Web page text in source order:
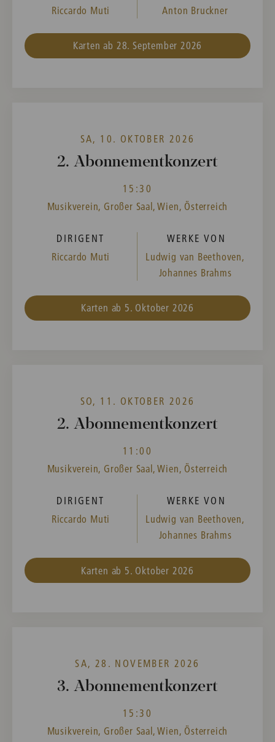
Riccardo Muti
Anton Bruckner
Karten ab 28. September 2026
SA, 10. OKTOBER 2026
2. Abonnementkonzert
15:30
Musikverein, Großer Saal, Wien, Österreich
DIRIGENT
Riccardo Muti
WERKE VON
Ludwig van Beethoven,
Johannes Brahms
Karten ab 5. Oktober 2026
SO, 11. OKTOBER 2026
2. Abonnementkonzert
11:00
Musikverein, Großer Saal, Wien, Österreich
DIRIGENT
Riccardo Muti
WERKE VON
Ludwig van Beethoven,
Johannes Brahms
Karten ab 5. Oktober 2026
SA, 28. NOVEMBER 2026
3. Abonnementkonzert
15:30
Musikverein, Großer Saal, Wien, Österreich